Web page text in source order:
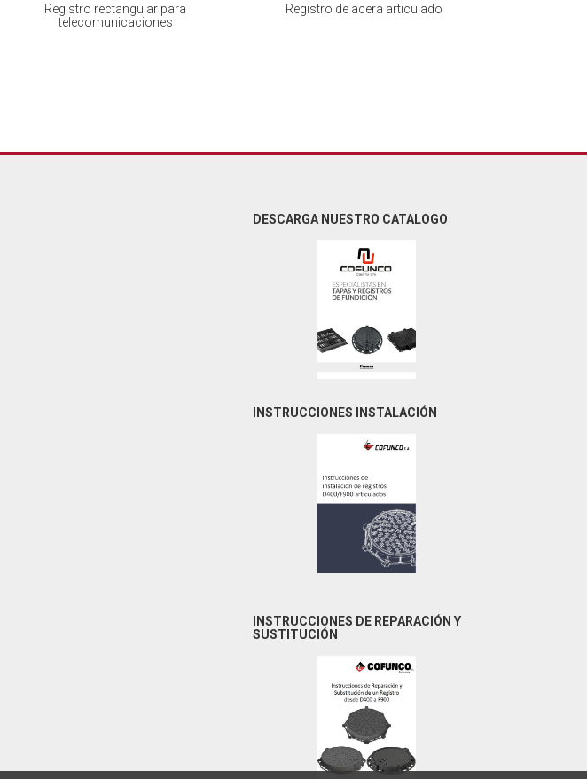
Registro rectangular para
telecomunicaciones
Registro de acera articulado
DESCARGA NUESTRO CATALOGO
INSTRUCCIONES INSTALACIÓN
INSTRUCCIONES DE REPARACIÓN Y
SUSTITUCIÓN